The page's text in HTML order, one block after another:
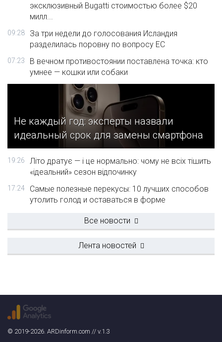
эксклюзивный Bugatti стоимостью более $20
милл...
09:28
За три недели до голосования Исландия
разделилась поровну по вопросу ЕС
07:23
В вечном противостоянии поставлена точка: кто
умнее — кошки или собаки
Не каждый год: эксперты назвали
идеальный срок для замены смартфона
19:26
Літо дратує — і це нормально: чому не всіх тішить
«ідеальний» сезон відпочинку
17:24
Самые полезные перекусы: 10 лучших способов
утолить голод и оставаться в форме
Все новости
Лента новостей
© 2019-2026. ARDinform.com // v.1.3